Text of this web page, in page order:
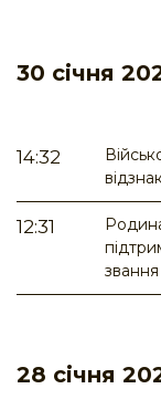
30 січня
14:32
12:31
28 січня